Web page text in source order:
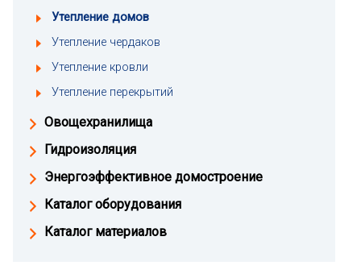
Утепление домов
Утепление чердаков
Утепление кровли
Утепление перекрытий
Овощехранилища
Гидроизоляция
Энергоэффективное домостроение
Каталог оборудования
Каталог материалов